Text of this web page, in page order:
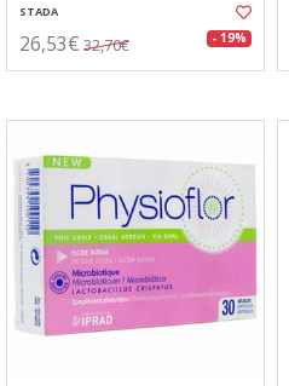
STADA
26,53€ 32,70€ - 19%